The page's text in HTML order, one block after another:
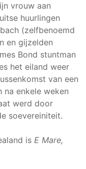
vrouw aan
huurlingen
(zelfbenoemd
en gijzelden
Bond stuntman
het eiland weer
van een
na enkele weken
werd door
soevereiniteit.
is E Mare,